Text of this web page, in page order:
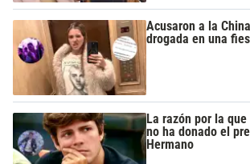
Acusaron a la
drogada en una
La razón por la
no ha donado el
Hermano